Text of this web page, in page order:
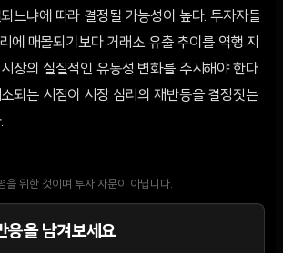
느냐에 따라 결정될 가능성이 높다. 투자자들
에 매몰되기보다 거래소 유출 추이를 역행 지
장의 실질적인 유동성 변화를 주시해야 한다.
되는 시점이 시장 심리의 재반등을 결정짓는
을 위한 것이며 투자 자문이 아닙니다.
응을 남겨보세요